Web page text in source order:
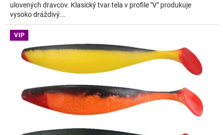
ulovených dravcov. Klasický tvar tela v profile "V" produkuje
vysoko dráždivý...
VIP